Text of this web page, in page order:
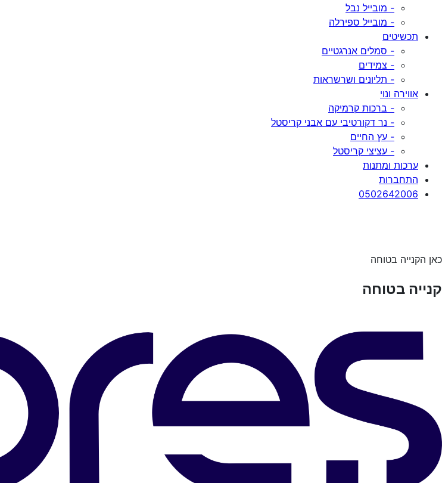
- מובייל נבל
- מובייל ספירלה
תכשיטים
- סמלים אנרגטיים
- צמידים
- תליונים ושרשראות
אווירה ונוי
- ברכות קרמיקה
- נר דקורטיבי עם אבני קריסטל
- עץ החיים
- עציצי קריסטל
ערכות ומתנות
התחברות
0502642006
כאן הקנייה בטוחה
קנייה בטוחה